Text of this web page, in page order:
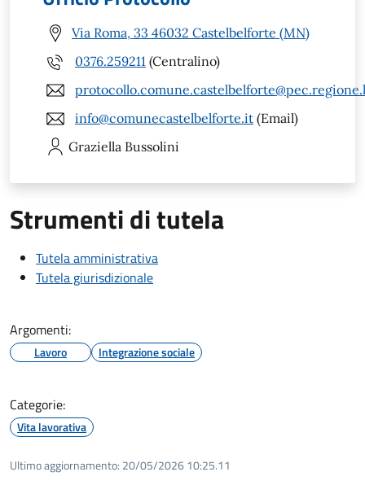
Via Roma, 33 46032 Castelbelforte (MN)
0376.259211 (Centralino)
info@comunecastelbelforte.it (Email)
Graziella Bussolini
Strumenti di tutela
Tutela amministrativa
Tutela giurisdizionale
Argomenti:
Lavoro Integrazione sociale
Categorie:
Vita lavorativa
Ultimo aggiornamento: 20/05/2026 10:25.11